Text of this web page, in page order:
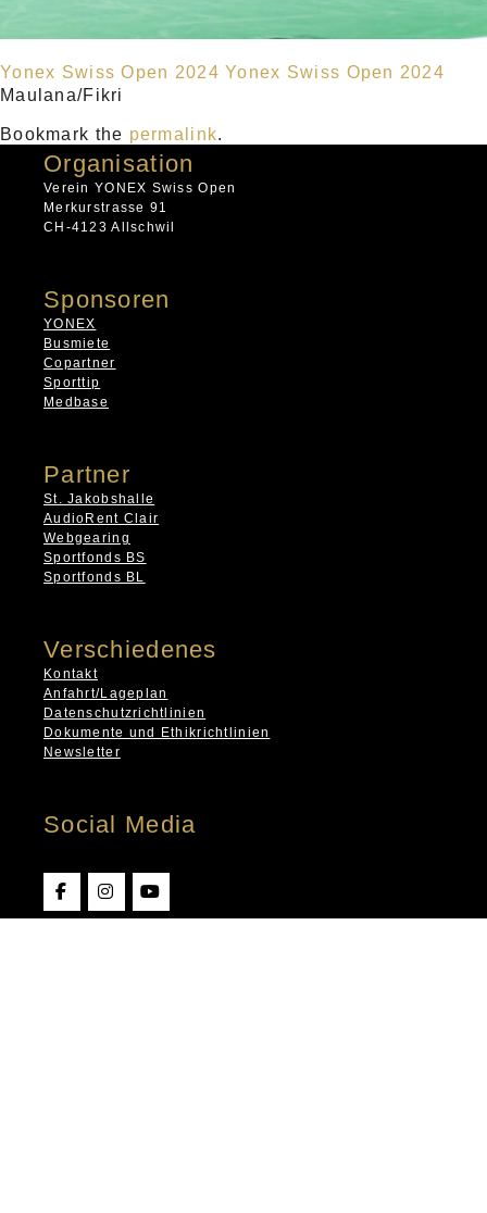
Yonex Swiss Open 2024 Yonex Swiss Open 2024
Maulana/Fikri
Bookmark the permalink.
Organisation
Verein YONEX Swiss Open
Merkurstrasse 91
CH-4123 Allschwil
Sponsoren
YONEX
Busmiete
Copartner
Sporttip
Medbase
Partner
St. Jakobshalle
AudioRent Clair
Webgearing
Sportfonds BS
Sportfonds BL
Verschiedenes
Kontakt
Anfahrt/Lageplan
Datenschutzrichtlinien
Dokumente und Ethikrichtlinien
Newsletter
Social Media